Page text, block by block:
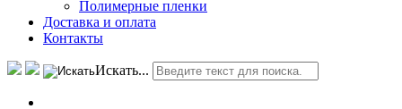
Полимерные пленки
Доставка и оплата
Контакты
Искать...